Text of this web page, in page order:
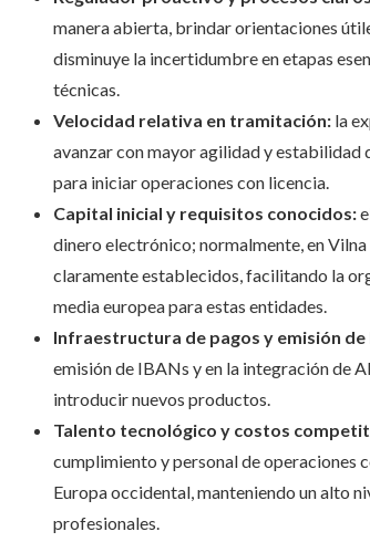
manera abierta, brindar orientaciones
disminuye la incertidumbre en etapas
técnicas.
Velocidad relativa en tramitación: la
avanzar con mayor agilidad y estabilidad
para iniciar operaciones con licencia.
Capital inicial y requisitos conocidos:
dinero electrónico; normalmente, en
claramente establecidos, facilitando la
media europea para estas entidades.
Infraestructura de pagos y emisión de
emisión de IBANs y en la integración de
introducir nuevos productos.
Talento tecnológico y costos
cumplimiento y personal de operaciones
Europa occidental, manteniendo un alto
profesionales.